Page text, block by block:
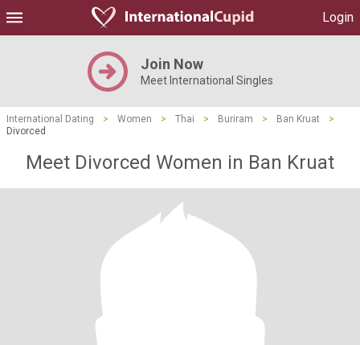
Login
Join Now
Meet International Singles
International Dating > Women > Thai > Buriram > Ban Kruat
>
Divorced
Meet Divorced Women in Ban Kruat